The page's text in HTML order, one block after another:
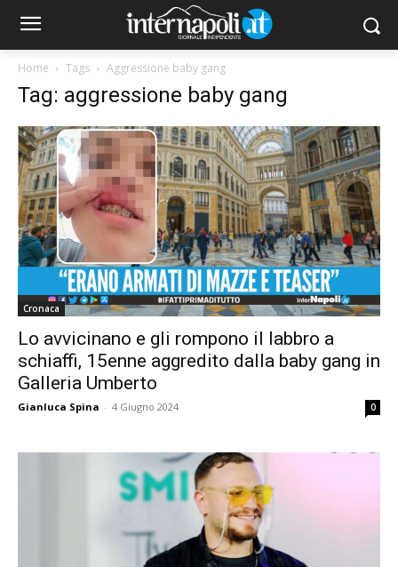
Home Tags Aggressione baby gang
Tag: aggressione baby gang
Cronaca
Lo avvicinano e gli rompono il labbro a
schiaffi, 15enne aggredito dalla baby gang in
Galleria Umberto
Gianluca Spina - 4 Giugno 2024 0